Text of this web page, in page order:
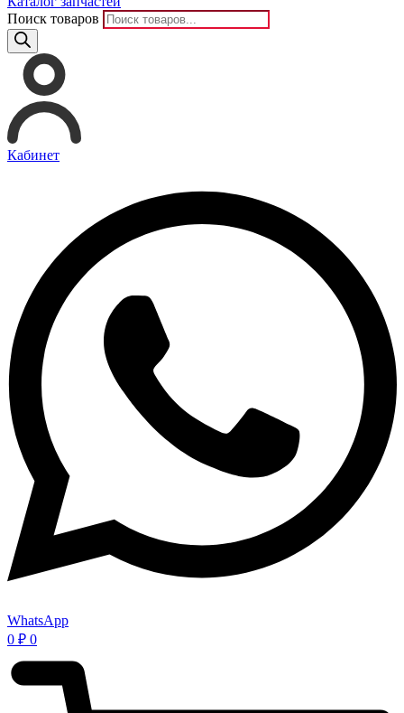
Поиск товаров
Кабинет
WhatsApp
0 ₽ 0